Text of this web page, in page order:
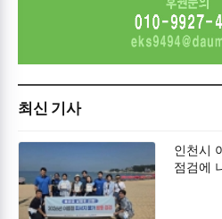
최신 기사
인천시
점검에